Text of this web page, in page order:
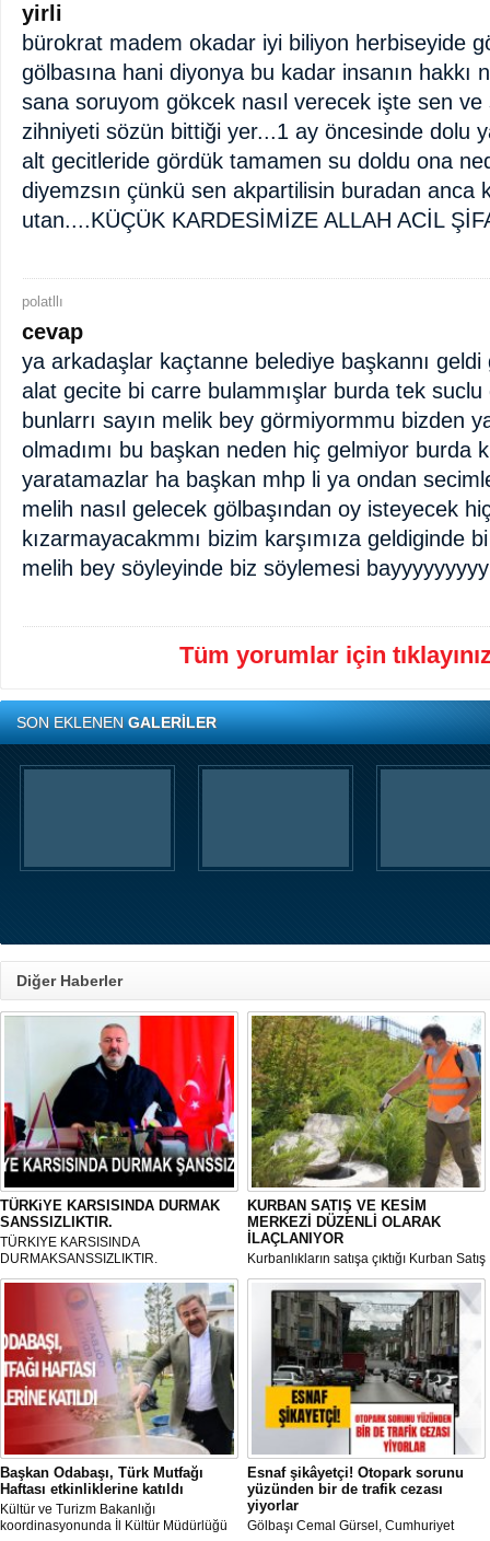
yirli
bürokrat madem okadar iyi biliyon herbiseyide
gölbasına hani diyonya bu kadar insanın hakkı
sana soruyom gökcek nasıl verecek işte sen ve
zihniyeti sözün bittiği yer...1 ay öncesinde dolu
alt gecitleride gördük tamamen su doldu ona
diyemzsın çünkü sen akpartilisin buradan anca
utan....KÜÇÜK KARDESİMİZE ALLAH ACİL
polatllı
cevap
ya arkadaşlar kaçtanne belediye başkannı
alat gecite bi carre bulammışlar burda tek suclu
bunlarrı sayın melik bey görmiyormmu bizden
olmadımı bu başkan neden hiç gelmiyor burda
yaratamazlar ha başkan mhp li ya ondan
melih nasıl gelecek gölbaşından oy isteyecek
kızarmayacakmmı bizim karşımıza geldiginde
melih bey söyleyinde biz söylemesi bayyyyyyyyy
Tüm yorumlar için
SON EKLENENGALERİLER
Diğer Haberler
TÜRKiYE KARSISINDA DURMAK
SANSSIZLIKTIR.
TÜRKIYE KARSISINDA
DURMAKSANSSIZLIKTIR.
KURBAN SATIŞ VE KESİM
MERKEZİ DÜZENLİ OLARAK
İLAÇLANIYOR
Kurbanlıkların satışa çıktığı Kurban Satış
ve Kesim Merkezi, haşere ve
mikropların önüne geçilmesi amacıyla
her gün Gölbaşı Belediyesi ekipleri
tarafından düzenli olarak ilaçlanıyor.
Başkan Odabaşı, Türk Mutfağı
Haftası etkinliklerine katıldı
Kültür ve Turizm Bakanlığı
koordinasyonunda İl Kültür Müdürlüğü
Esnaf şikâyetçi! Otopark sorunu
yüzünden bir de trafik cezası
yiyorlar
Gölbaşı Cemal Gürsel, Cumhuriyet